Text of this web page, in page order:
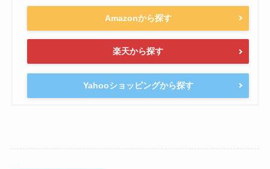
Amazonから探す
楽天から探す
Yahooショッピングから探す